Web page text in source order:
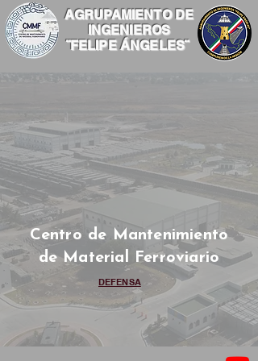
AGRUPAMIENTO DE
INGENIEROS
¨FELIPE ÁNGELES¨
Centro de Mantenimiento
de Material Ferroviario
DEFENSA